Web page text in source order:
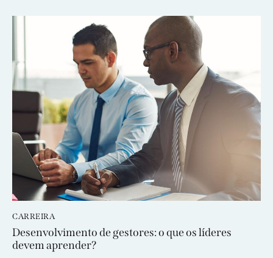
CARREIRA
Desenvolvimento de gestores: o que os líderes
devem aprender?